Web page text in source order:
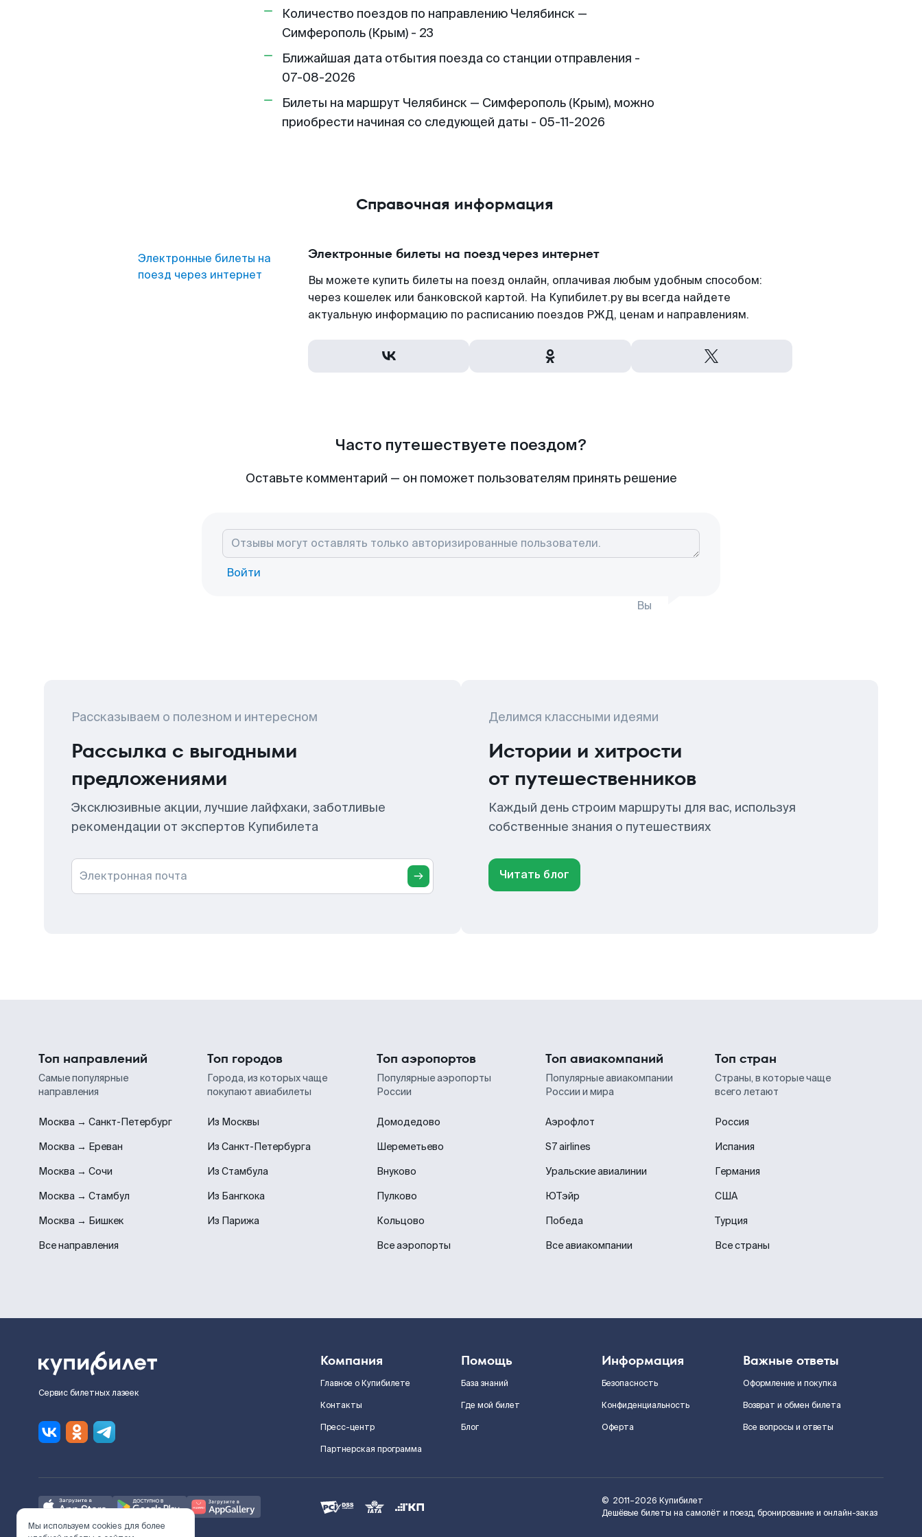
Количество поездов по направлению Челябинск —
Симферополь (Крым) - 23
Ближайшая дата отбытия поезда со станции отправления -
07-08-2026
Билеты на маршрут Челябинск — Симферополь (Крым), можно
приобрести начиная со следующей даты - 05-11-2026
Справочная информация
Электронные билеты на
поезд через интернет
Электронные билеты на поезд через интернет
Вы можете купить билеты на поезд онлайн, оплачивая любым удобным способом:
через кошелек или банковской картой. На Купибилет.ру вы всегда найдете
актуальную информацию по расписанию поездов РЖД, ценам и направлениям.
Часто путешествуете поездом?
Оставьте комментарий — он поможет пользователям принять решение
Войти
Вы
Рассказываем о полезном и интересном
Рассылка с выгодными
предложениями
Эксклюзивные акции, лучшие лайфхаки, заботливые
рекомендации от экспертов Купибилета
Электронная почта
Делимся классными идеями
Истории и хитрости
от путешественников
Каждый день строим маршруты для вас, используя
собственные знания о путешествиях
Читать блог
Топ направлений
Самые популярные
направления
Москва → Санкт-Петербург
Москва → Ереван
Москва → Сочи
Москва → Стамбул
Москва → Бишкек
Все направления
Топ городов
Города, из которых чаще
покупают авиабилеты
Из Москвы
Из Санкт-Петербурга
Из Стамбула
Из Бангкока
Из Парижа
Топ аэропортов
Популярные аэропорты
России
Домодедово
Шереметьево
Внуково
Пулково
Кольцово
Все аэропорты
Топ авиакомпаний
Популярные авиакомпании
России и мира
Аэрофлот
S7 airlines
Уральские авиалинии
ЮТэйр
Победа
Все авиакомпании
Топ стран
Страны, в которые чаще
всего летают
Россия
Испания
Германия
США
Турция
Все страны
Сервис билетных лазеек
Компания
Главное о Купибилете
Контакты
Пресс-центр
Партнерская программа
Помощь
База знаний
Где мой билет
Блог
Информация
Безопасность
Конфиденциальность
Оферта
Важные ответы
Оформление и покупка
Возврат и обмен билета
Все вопросы и ответы
© 2011–2026 Купибилет
Дешёвые билеты на самолёт и поезд, бронирование и онлайн-заказ
Мы используем cookies для более